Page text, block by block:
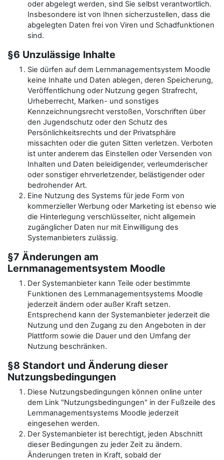
oder abgelegt werden, sind Sie selbst verantwortlich.
Insbesondere ist von Ihnen sicherzustellen, dass die
abgelegten Daten frei von Viren und Schadfunktionen
sind.
§6 Unzulässige Inhalte
Sie dürfen auf dem Lernmanagementsystem Moodle
keine Inhalte und Daten ablegen, deren Speicherung,
Veröffentlichung oder Nutzung gegen Strafrecht,
Urheberrecht, Marken- und sonstiges
Kennzeichnungsrecht verstoßen, Vorschriften über
den Jugendschutz oder den Schutz des
Persönlichkeitsrechts und der Privatsphäre
missachten oder die guten Sitten verletzen. Verboten
ist unter anderem das Einstellen oder Versenden von
Inhalten und Daten beleidigender, verleumderischer
oder sonstiger ehrverletzender, belästigender oder
bedrohender Art.
Eine Nutzung des Systems für jede Form von
kommerzieller Werbung oder Marketing ist ebenso wie
die Hinterlegung verschlüsselter, nicht allgemein
zugänglicher Daten nur mit Einwilligung des
Systemanbieters zulässig.
§7 Änderungen am
Lernmanagementsystem Moodle
Der Systemanbieter kann Teile oder bestimmte
Funktionen des Lernmanagementsystems Moodle
jederzeit ändern oder außer Kraft setzen.
Entsprechend kann der Systemanbieter jederzeit die
Nutzung und den Zugang zu den Angeboten in der
Plattform sowie die Dauer und den Umfang der
Nutzung beschränken.
§8 Standort und Änderung dieser
Nutzungsbedingungen
Diese Nutzungsbedingungen können online unter
dem Link "Nutzungsbedingungen" in der Fußzeile des
Lernmanagementsystems Moodle jederzeit
eingesehen werden.
Der Systemanbieter ist berechtigt, jeden Abschnitt
dieser Bedingungen zu jeder Zeit zu ändern.
Änderungen treten in Kraft, sobald der